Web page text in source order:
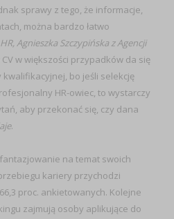
sprawy z tego, że informacje,
można bardzo łatwo
Agnieszka Szczypińska z Agencji
CV w większości przypadków da się
bo jeśli selekcję
HR-owiec, to wystarczy
aby przekonać się, czy dana
.
na temat swoich
kariery przychodzi
proc. ankietowanych. Kolejne
zajmują osoby aplikujące do